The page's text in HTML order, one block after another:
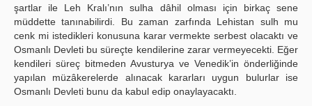
şartlar ile Leh Kralı’nın sulha dâhil olması için birkaç sene
müddette tanınabilirdi. Bu zaman zarfında Lehistan sulh mu
cenk mi istedikleri konusuna karar vermekte serbest olacaktı ve
Osmanlı Devleti bu süreçte kendilerine zarar vermeyecekti. Eğer
kendileri süreç bitmeden Avusturya ve Venedik’in önderliğinde
yapılan müzâkerelerde alınacak kararları uygun bulurlar ise
Osmanlı Devleti bunu da kabul edip onaylayacaktı.